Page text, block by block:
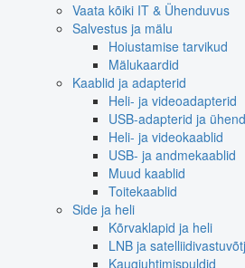
Vaata kõiki IT & Ühenduvus
Salvestus ja mälu
Hoiustamise tarvikud
Mälukaardid
Kaablid ja adapterid
Heli- ja videoadapterid
USB-adapterid ja
Heli- ja videokaablid
USB- ja andmekaablid
Muud kaablid
Toitekaablid
Side ja heli
Kõrvaklapid ja heli
LNB ja
Kaugjuhtimispuldid